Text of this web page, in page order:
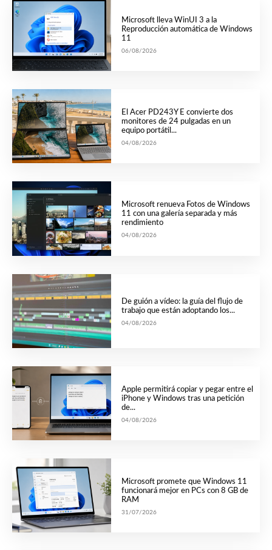
Microsoft lleva WinUI 3 a la
Reproducción automática de Windows
11
06/08/2026
El Acer PD243Y E convierte dos
monitores de 24 pulgadas en un
equipo portátil...
04/08/2026
Microsoft renueva Fotos de Windows
11 con una galería separada y más
rendimiento
04/08/2026
De guión a vídeo: la guía del flujo de
trabajo que están adoptando los...
04/08/2026
Apple permitirá copiar y pegar entre el
iPhone y Windows tras una petición
de...
04/08/2026
Microsoft promete que Windows 11
funcionará mejor en PCs con 8 GB de
RAM
31/07/2026